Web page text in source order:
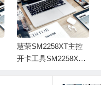
慧荣SM2258XT主控
开卡工具SM2258XT_